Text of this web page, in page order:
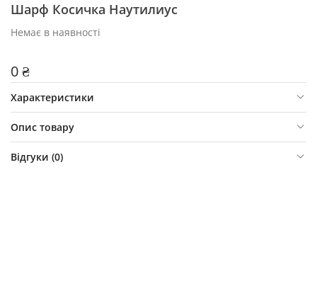
Шарф Косичка Наутилиус
Немає в наявності
0 ₴
Характеристики
Опис товару
Відгуки (0)